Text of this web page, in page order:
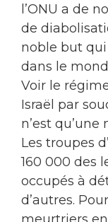
l’ONU a de
de
noble but
dans le
Voir le
Israël par
n’est
Les troupes
160 000 des
occupés à
d’autres.
meurtriers